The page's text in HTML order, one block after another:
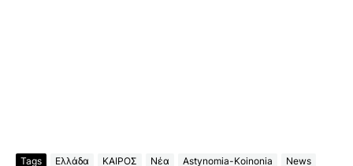
Tags Ελλάδα ΚΑΙΡΟΣ Νέα Astynomia-Koinonia News